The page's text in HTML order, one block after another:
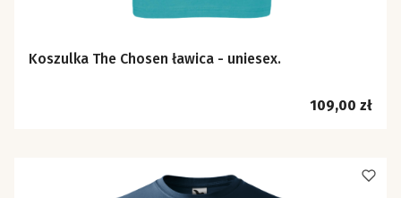
Koszulka The Chosen ławica - uniesex.
Cena
109,00 zł